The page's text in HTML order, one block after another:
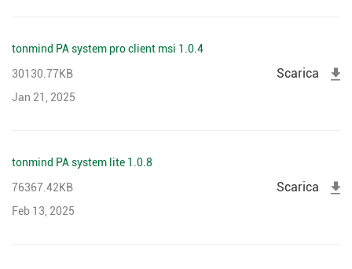
tonmind PA system pro client msi 1.0.4
30130.77KB
Jan 21, 2025
Scarica
tonmind PA system lite 1.0.8
76367.42KB
Feb 13, 2025
Scarica